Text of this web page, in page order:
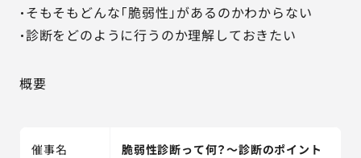
・そもそもどんな「脆弱性」があるのかわからない
・診断をどのように行うのか理解しておきたい
概要
催事名
脆弱性診断って何？～診断のポイント